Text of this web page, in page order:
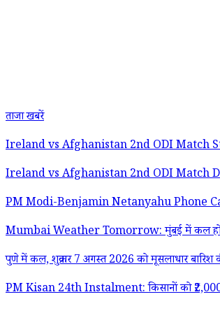
ताजा खबरें
Ireland vs Afghanistan 2nd ODI Match
Ireland vs Afghanistan 2nd ODI Match Date
PM Modi-Benjamin Netanyahu Phone Call:
Mumbai Weather Tomorrow: मुंबई में कल हो
पुणे में कल, शुक्रवार 7 अगस्त 2026 को मूसलाधार
PM Kisan 24th Instalment: किसानों को ₹2,000